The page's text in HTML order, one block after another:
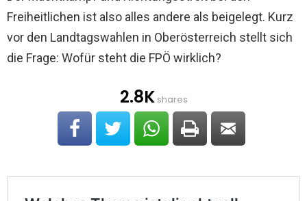
Freiheitlichen ist also alles andere als beigelegt. Kurz
vor den Landtagswahlen in Oberösterreich stellt sich
die Frage: Wofür steht die FPÖ wirklich?
2.8Kshares